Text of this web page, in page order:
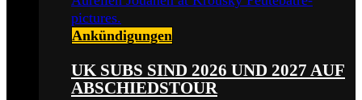
Ankündigungen
UK SUBS SIND 2026 UND 2027 AUF
ABSCHIEDSTOUR